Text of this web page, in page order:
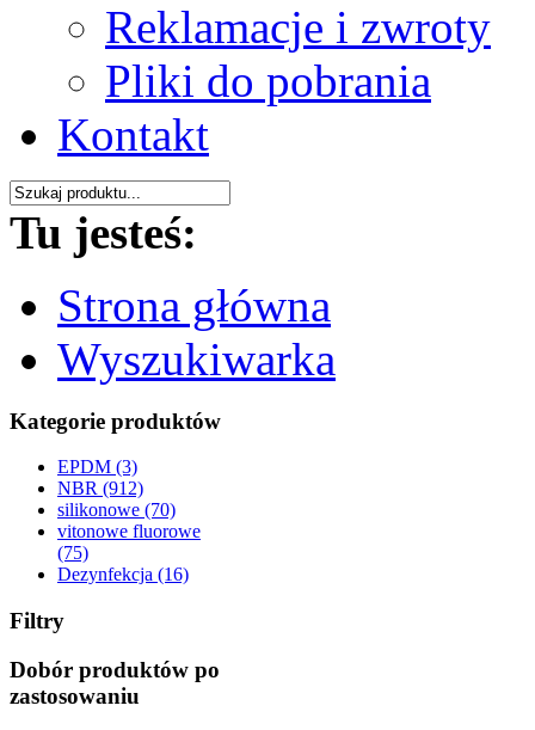
Reklamacje i zwroty
Pliki do pobrania
Kontakt
Tu jesteś:
Strona główna
Wyszukiwarka
Kategorie produktów
EPDM (3)
NBR (912)
silikonowe (70)
vitonowe fluorowe
(75)
Dezynfekcja (16)
Filtry
Dobór produktów po
zastosowaniu